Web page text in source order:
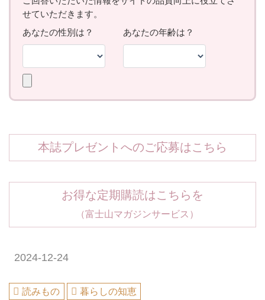
本誌プレゼントへのご応募はこちら
お得な定期購読はこちらを
（富士山マガジンサービス）
2024-12-24
読みもの 暮らしの知恵